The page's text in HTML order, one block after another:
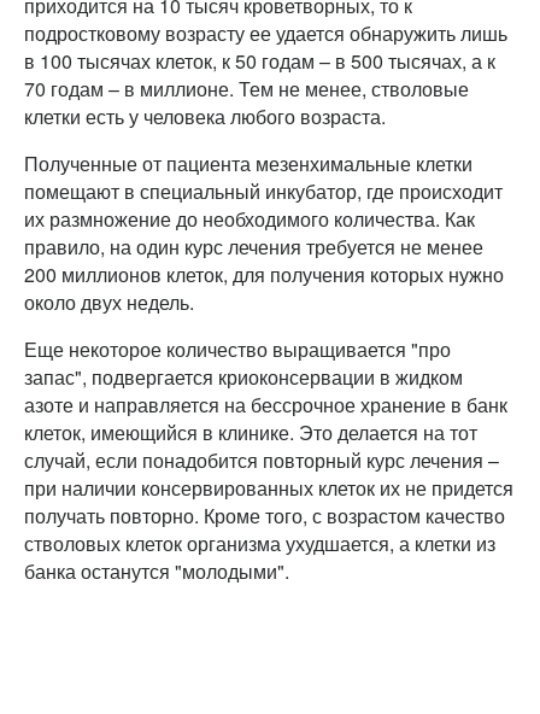
подростковому возрасту ее удается обнаружить лишь
в 100 тысячах клеток, к 50 годам – в 500 тысячах, а к
70 годам – в миллионе. Тем не менее, стволовые
клетки есть у человека любого возраста.
Полученные от пациента мезенхимальные клетки
помещают в специальный инкубатор, где происходит
их размножение до необходимого количества. Как
правило, на один курс лечения требуется не менее
200 миллионов клеток, для получения которых нужно
около двух недель.
Еще некоторое количество выращивается "про
запас", подвергается криоконсервации в жидком
азоте и направляется на бессрочное хранение в банк
клеток, имеющийся в клинике. Это делается на тот
случай, если понадобится повторный курс лечения –
при наличии консервированных клеток их не придется
получать повторно. Кроме того, с возрастом качество
стволовых клеток организма ухудшается, а клетки из
банка останутся "молодыми".